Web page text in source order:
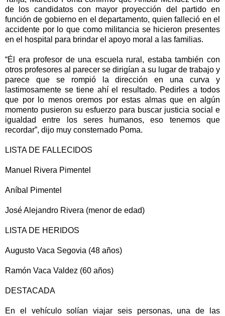
de los candidatos con mayor proyección del partido en
función de gobierno en el departamento, quien falleció en el
accidente por lo que como militancia se hicieron presentes
en el hospital para brindar el apoyo moral a las familias.
“Él era profesor de una escuela rural, estaba también con
otros profesores al parecer se dirigían a su lugar de trabajo y
parece que se rompió la dirección en una curva y
lastimosamente se tiene ahí el resultado. Pedirles a todos
que por lo menos oremos por estas almas que en algún
momento pusieron su esfuerzo para buscar justicia social e
igualdad entre los seres humanos, eso tenemos que
recordar”, dijo muy consternado Poma.
LISTA DE FALLECIDOS
Manuel Rivera Pimentel
Aníbal Pimentel
José Alejandro Rivera (menor de edad)
LISTA DE HERIDOS
Augusto Vaca Segovia (48 años)
Ramón Vaca Valdez (60 años)
DESTACADA
En el vehículo solían viajar seis personas, una de las